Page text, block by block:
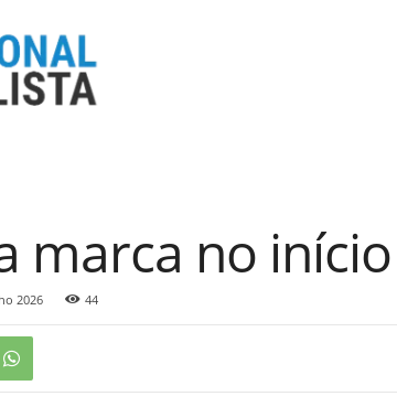
marca no início
2026 44